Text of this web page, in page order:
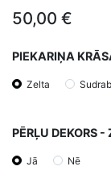
50,00 €
PIEKARIŅA
Zelta
PĒRĻU DEKORS -
Jā Nē